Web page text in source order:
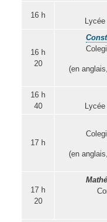
16 h
16 h
20
(en
16 h
40
17 h
(en
17 h
20